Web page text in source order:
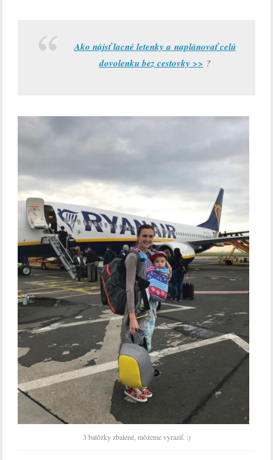
Ako nájsť lacné letenky a naplánovať celú
dovolenku bez cestovky >> ?
3 batôžky zbalené, môžeme vyraziť. :)